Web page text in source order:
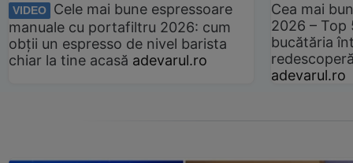
VIDEO
Cele mai bune espressoare
manuale cu portafiltru 2026: cum
obții un espresso de nivel barista
chiar la tine acasă adevarul.ro
Cea mai
2026 –
bucătăria
adevarul.ro